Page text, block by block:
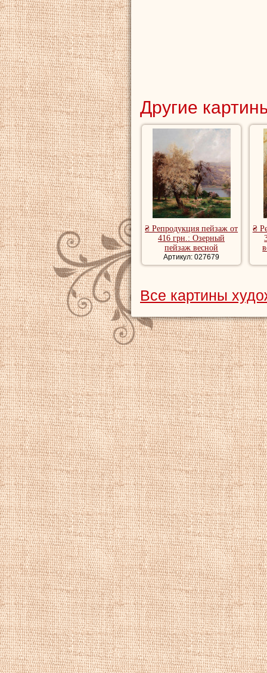
Другие
₴ Репродукция пейзаж от
416 грн.: Озерный
пейзаж весной
Артикул: 027679
₴
Все картины